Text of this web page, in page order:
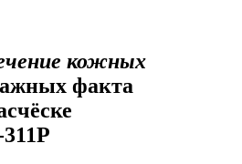
кожных
факта